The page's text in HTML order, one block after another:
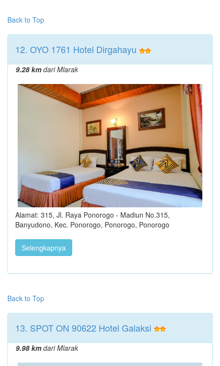
Back to Top
12. OYO 1761 Hotel Dirgahayu
9.28 kmdari Mlarak
Alamat: 315, Jl. Raya Ponorogo - Madiun No.315,
Banyudono, Kec. Ponorogo, Ponorogo, Ponorogo
Selengkapnya
Back to Top
13. SPOT ON 90622 Hotel Galaksi
9.98 kmdari Mlarak